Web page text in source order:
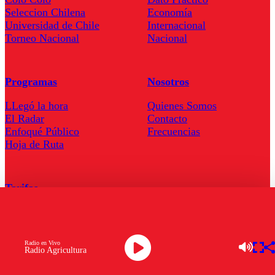
Radio Agricultura
Radio en Vivo
Seleccion Chilena
Universidad de Chile
Torneo Nacional
Economía
Internacional
Nacional
Programas
LLegó la hora
El Radar
Enfoqué Público
Hoja de Ruta
Nosotros
Quienes Somos
Contacto
Frecuencias
Tarifas